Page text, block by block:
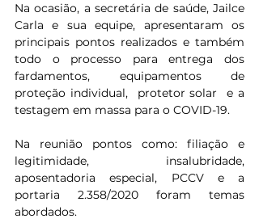
Na ocasião, a secretária de saúde, Jailce
Carla e sua equipe, apresentaram os
principais pontos realizados e também
todo o processo para entrega dos
fardamentos, equipamentos de
proteção individual,  protetor solar  e a
testagem em massa para o COVID-19.
Na reunião pontos como: filiação e
legitimidade, insalubridade,
aposentadoria especial, PCCV e a
portaria 2.358/2020 foram temas
abordados.